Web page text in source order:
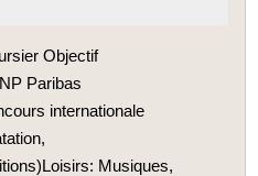
Objectif
Paribas
internationale
Musiques,